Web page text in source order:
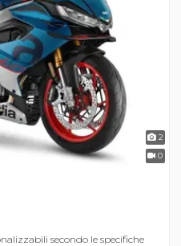
2
0
secondo le specifiche